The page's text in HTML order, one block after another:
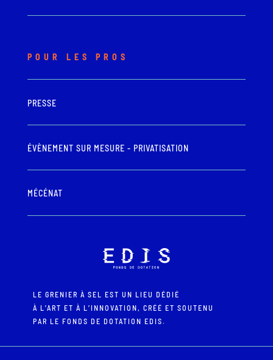
POUR LES PROS
PRESSE
ÉVÈNEMENT SUR MESURE - PRIVATISATION
MÉCÉNAT
LE GRENIER À SEL EST UN LIEU DÉDIÉ
À L’ART ET À L’INNOVATION, CRÉÉ ET SOUTENU
PAR LE FONDS DE DOTATION EDIS.